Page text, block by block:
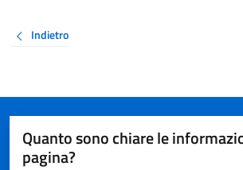
Indietro
Quanto sono chiare le
pagina?